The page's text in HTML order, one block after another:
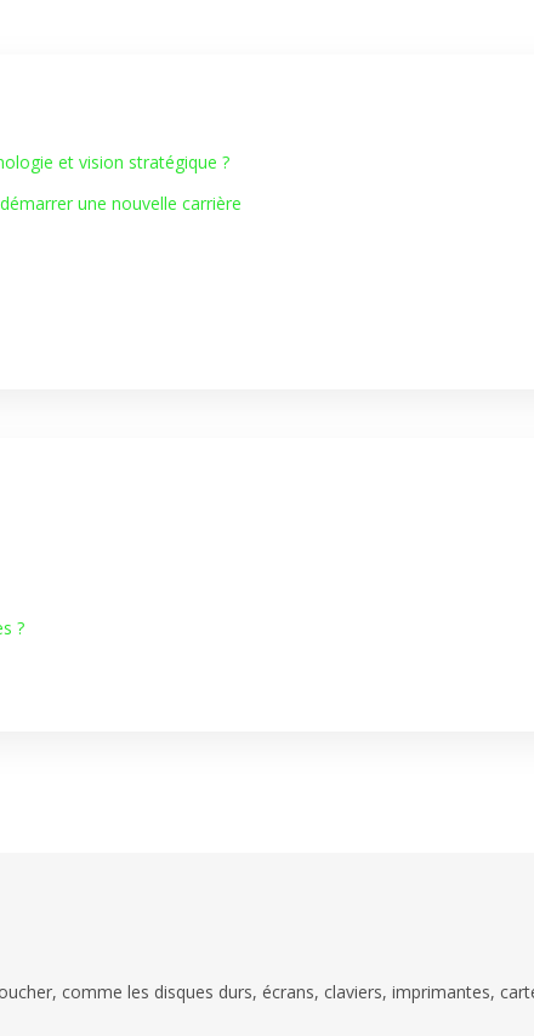
et vision stratégique ?
une nouvelle carrière
?
comme les disques durs, écrans, claviers, imprimantes,